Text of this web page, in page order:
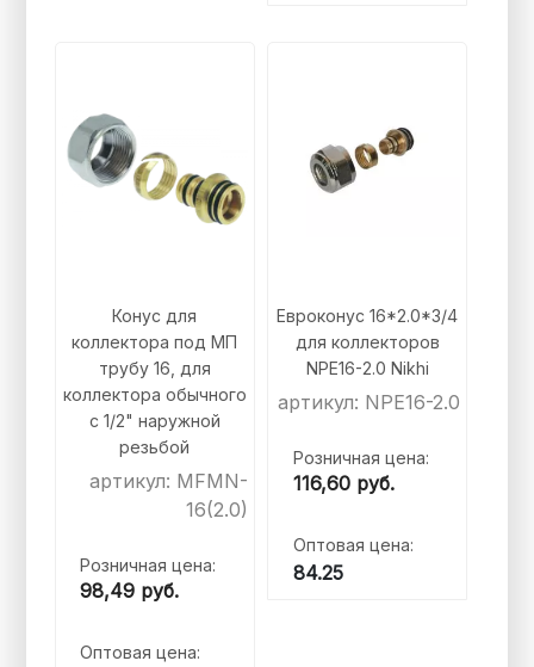
Конус для
коллектора под МП
трубу 16, для
коллектора обычного
с 1/2" наружной
резьбой
артикул: MFMN-
16(2.0)
Розничная цена:
98,49 руб.
Оптовая цена:
Евроконус 16*2.0*3/4
для коллекторов
NPE16-2.0 Nikhi
артикул: NPE16-2.0
Розничная цена:
116,60 руб.
Оптовая цена:
84.25